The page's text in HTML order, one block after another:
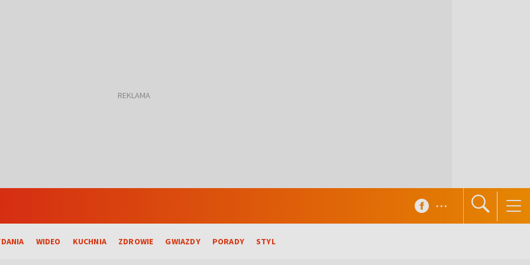
WIDEO KUCHNIA ZDROWIE GWIAZDY PORADY STYL
...